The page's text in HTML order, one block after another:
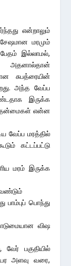
என்றாலும்
மரமும்
இல்லாமல்,
அதனால்தான்
சுபத்ரையின்
அந்த வேப்ப
இருக்க
தன்மைகள் என்ன
வேப்ப மரத்தில்
கட்டப்பட்டு
மரம் இருக்க
பாம்புப் பொந்து
விஷ
பகுதியில்
அளவு வரை,